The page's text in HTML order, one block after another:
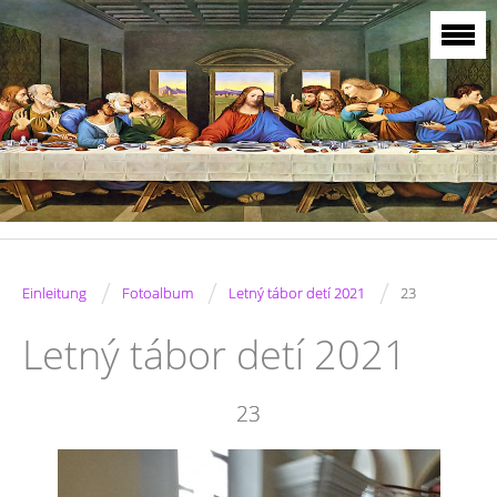
Einleitung / Fotoalbum / Letný tábor detí 2021 / 23
Letný tábor detí 2021
23